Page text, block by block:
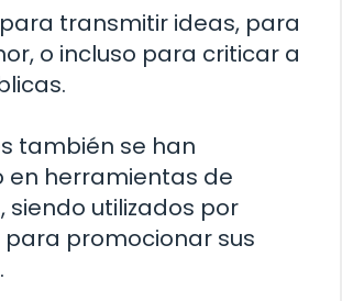
transmitir ideas, para
o incluso para criticar a
también se han
en herramientas de
siendo utilizados por
promocionar sus